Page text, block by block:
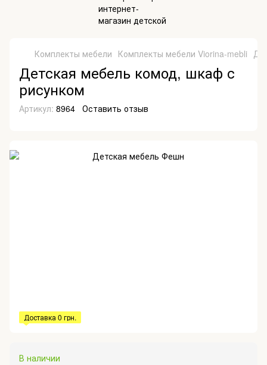
Комплекты мебели Комплекты мебели Viorina-mebli
Детская мебель комод, шкаф с
рисунком
Артикул: 8964 Оставить отзыв
Доставка 0 грн.
В наличии